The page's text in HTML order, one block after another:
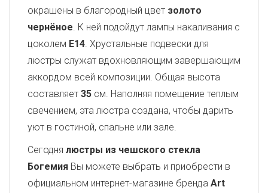
окрашены в благородный цвет золото
чернёное. К ней подойдут лампы накаливания с
цоколем E14. Хрустальные подвески для
люстры служат вдохновляющим завершающим
аккордом всей композиции. Общая высота
составляет 35 см. Наполняя помещение теплым
свечением, эта люстра создана, чтобы дарить
уют в гостиной, спальне или зале.
Сегодня люстры из чешского стекла
Богемия Вы можете выбрать и приобрести в
официальном интернет-магазине бренда Art